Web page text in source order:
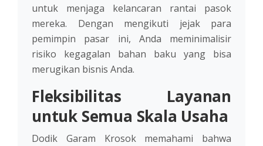
untuk menjaga kelancaran rantai pasok
mereka. Dengan mengikuti jejak para
pemimpin pasar ini, Anda meminimalisir
risiko kegagalan bahan baku yang bisa
merugikan bisnis Anda.
Fleksibilitas Layanan
untuk Semua Skala Usaha
Dodik Garam Krosok memahami bahwa